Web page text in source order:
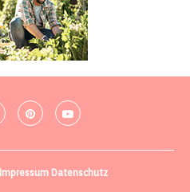
Impressum Datenschutz